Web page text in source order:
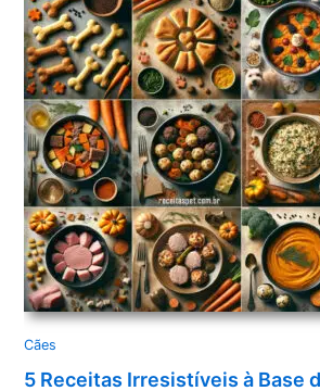
Cães
5 Receitas Irresistíveis à Base